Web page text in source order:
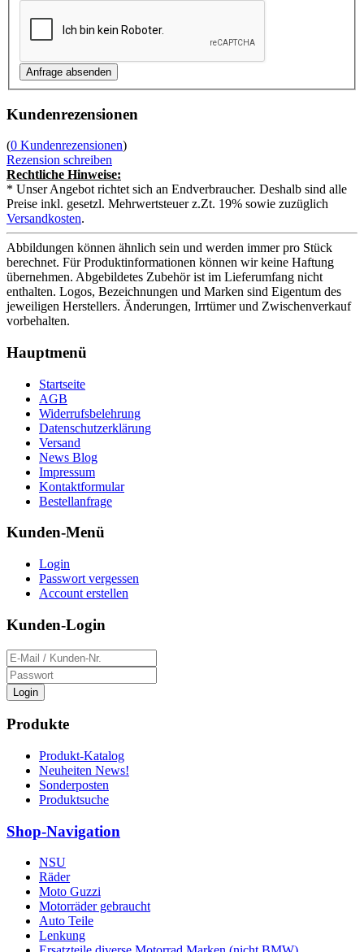
Kundenrezensionen
(0 Kundenrezensionen)
Rezension schreiben
Rechtliche Hinweise:
* Unser Angebot richtet sich an Endverbraucher. Deshalb sind alle
Preise inkl. gesetzl. Mehrwertsteuer z.Zt. 19% sowie zuzüglich
Versandkosten.
Abbildungen können ähnlich sein und werden immer pro Stück
berechnet. Für Produktinformationen können wir keine Haftung
übernehmen. Abgebildetes Zubehör ist im Lieferumfang nicht
enthalten. Logos, Bezeichnungen und Marken sind Eigentum des
jeweiligen Herstellers. Änderungen, Irrtümer und Zwischenverkauf
vorbehalten.
Hauptmenü
Startseite
AGB
Widerrufsbelehrung
Datenschutzerklärung
Versand
News Blog
Impressum
Kontaktformular
Bestellanfrage
Kunden-Menü
Login
Passwort vergessen
Account erstellen
Kunden-Login
Login
Produkte
Produkt-Katalog
Neuheiten News!
Sonderposten
Produktsuche
Shop-Navigation
NSU
Räder
Moto Guzzi
Motorräder gebraucht
Auto Teile
Lenkung